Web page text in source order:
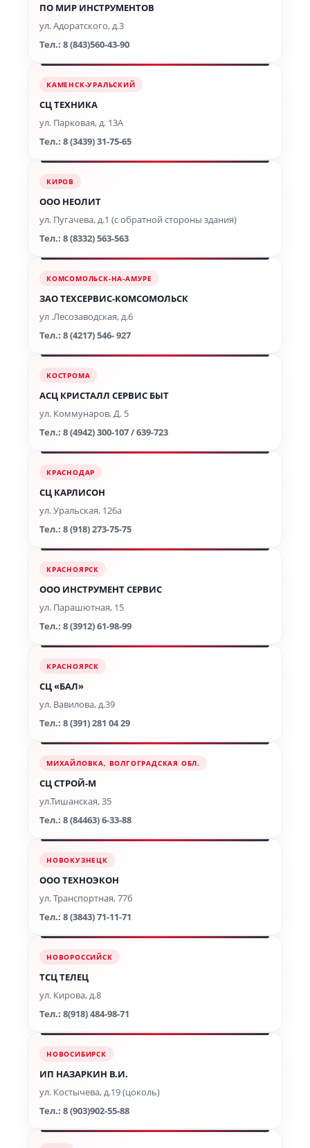
ПО МИР ИНСТРУМЕНТОВ
ул. Адоратского, д.3
Тел.: 8 (843)560-43-90
КАМЕНСК-УРАЛЬСКИЙ
СЦ ТЕХНИКА
ул. Парковая, д. 13А
Тел.: 8 (3439) 31-75-65
КИРОВ
ООО НЕОЛИТ
ул. Пугачева, д.1 (с обратной стороны здания)
Тел.: 8 (8332) 563-563
КОМСОМОЛЬСК-НА-АМУРЕ
ЗАО ТЕХСЕРВИС-КОМСОМОЛЬСК
ул .Лесозаводская, д.6
Тел.: 8 (4217) 546- 927
КОСТРОМА
АСЦ КРИСТАЛЛ СЕРВИС БЫТ
ул. Коммунаров, Д. 5
Тел.: 8 (4942) 300-107 / 639-723
КРАСНОДАР
СЦ КАРЛИСОН
ул. Уральская, 126а
Тел.: 8 (918) 273-75-75
КРАСНОЯРСК
ООО ИНСТРУМЕНТ СЕРВИС
ул. Парашютная, 15
Тел.: 8 (3912) 61-98-99
КРАСНОЯРСК
СЦ «БАЛ»
ул. Вавилова, д.39
Тел.: 8 (391) 281 04 29
МИХАЙЛОВКА, ВОЛГОГРАДСКАЯ ОБЛ.
СЦ СТРОЙ-М
ул.Тишанская, 35
Тел.: 8 (84463) 6-33-88
НОВОКУЗНЕЦК
ООО ТЕХНОЭКОН
ул. Транспортная, 77б
Тел.: 8 (3843) 71-11-71
НОВОРОССИЙСК
ТСЦ ТЕЛЕЦ
ул. Кирова, д.8
Тел.: 8(918) 484-98-71
НОВОСИБИРСК
ИП НАЗАРКИН В.И.
ул. Костычева, д.19 (цоколь)
Тел.: 8 (903)902-55-88